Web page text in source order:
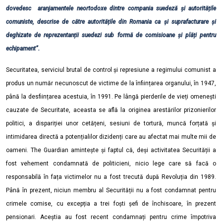
dovedesc aranjamentele neortodoxe dintre compania suedeză și autoritățile
comuniste, descrise de către autoritățile din Romania ca și suprafacturare și
deghizate de reprezentanții suedezi sub formă de comisioane și plăți pentru
echipament”.
Securitatea, serviciul brutal de control și represiune a regimului comunist a
produs un număr necunoscut de victime de la înființarea organului, în 1947,
până la desființarea acestuia, în 1991. Pe lângă pierderile de vieți omenești
cauzate de Securitate, aceasta se află la originea arestărilor prizonierilor
politici, a dispariției unor cetățeni, sesiuni de tortură, muncă forțată și
intimidarea directă a potențialilor dizidenți care au afectat mai multe mii de
oameni. The Guardian amintește și faptul că, deși activitatea Securității a
fost vehement condamnată de politicieni, nicio lege care să facă o
responsabilă în fața victimelor nu a fost trecută după Revoluția din 1989.
Până în prezent, niciun membru al Securității nu a fost condamnat pentru
crimele comise, cu excepția a trei foști șefi de închisoare, în prezent
pensionari. Aceștia au fost recent condamnați pentru crime împotriva